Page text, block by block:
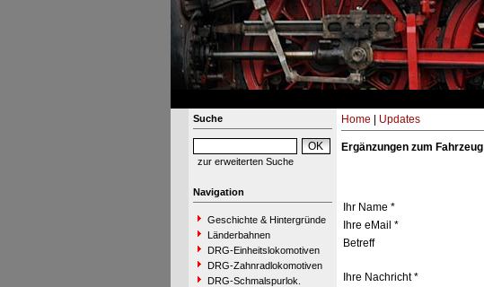
Suche
zur erweiterten Suche
Navigation
Geschichte & Hintergründe
Länderbahnen
DRG-Einheitslokomotiven
DRG-Zahnradlokomotiven
DRG-Schmalspurlok.
Home Updates
Ergänzungen zum Fahrzeug
Ihr Name *
Ihre eMail *
Betreff
Ihre Nachricht *